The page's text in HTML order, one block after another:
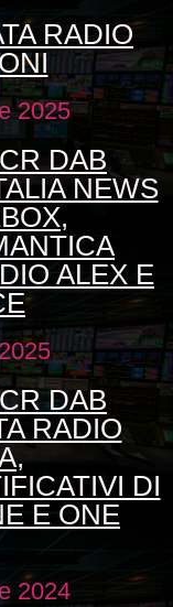
RADIO
2025
DAB
NEWS
ALEX E
DAB
RADIO
DI
E ONE
2024